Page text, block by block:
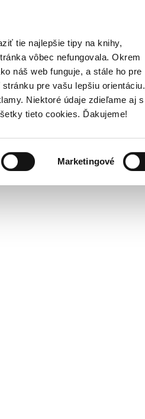
tie najlepšie tipy na knihy,
vôbec nefungovala. Okrem
náš web funguje, a stále ho pre
pre vašu lepšiu orientáciu.
Niektoré údaje zdieľame aj s
tieto cookies. Ďakujeme!
Marketingové